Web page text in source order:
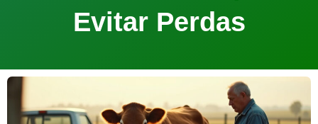
Evitar Perdas